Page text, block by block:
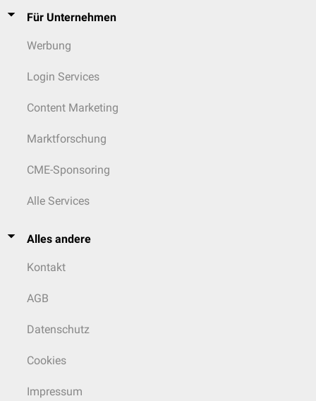
Für Unternehmen
Werbung
Login Services
Content Marketing
Marktforschung
CME-Sponsoring
Alle Services
Alles andere
Kontakt
AGB
Datenschutz
Cookies
Impressum